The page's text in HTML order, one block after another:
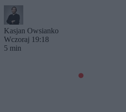
Kasjan Owsianko
Wczoraj 19:18
5 min